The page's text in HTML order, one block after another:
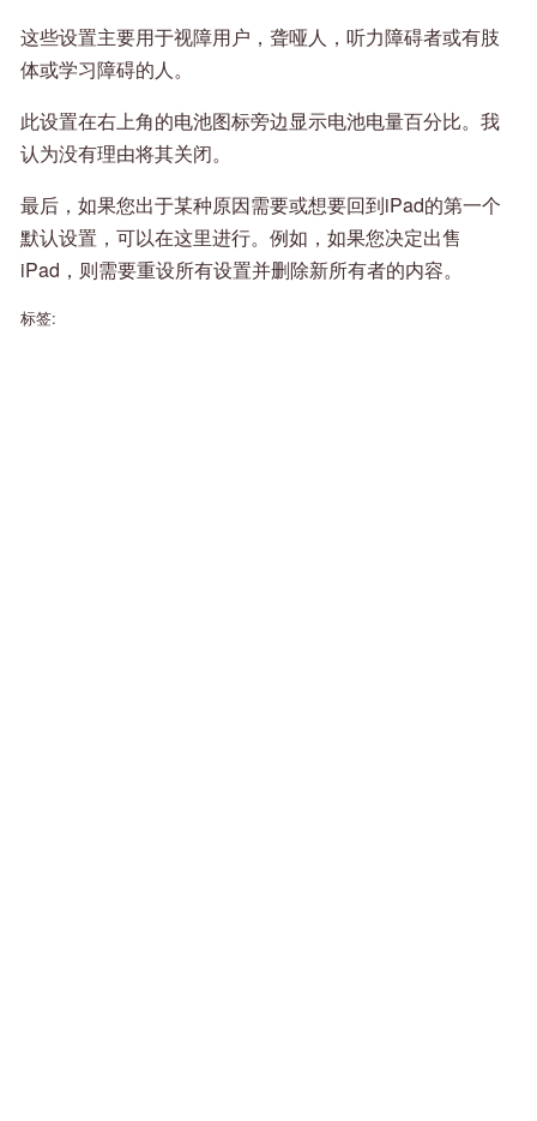
这些设置主要用于视障用户，聋哑人，听力障碍者或有肢
体或学习障碍的人。
此设置在右上角的电池图标旁边显示电池电量百分比。我
认为没有理由将其关闭。
最后，如果您出于某种原因需要或想要回到iPad的第一个
默认设置，可以在这里进行。例如，如果您决定出售
iPad，则需要重设所有设置并删除新所有者的内容。
标签: